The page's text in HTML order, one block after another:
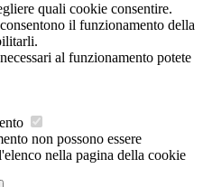
quali cookie consentire.
il funzionamento della
al funzionamento potete
non possono essere
nella pagina della cookie